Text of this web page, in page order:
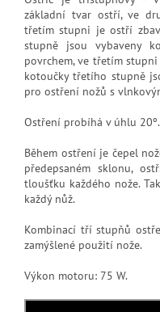
základní tvar ostří, ve
třetím stupni je ostří
stupně jsou vybaveny
povrchem, ve třetím
kotoučky třetího stupně
pro ostření nožů s
Ostření probíhá v úhlu 20º.
Během ostření je čepel
předepsaném sklonu,
tloušťku každého nože.
každý nůž.
Kombinací tří stupňů
zamýšlené použití nože.
Výkon motoru: 75 W.